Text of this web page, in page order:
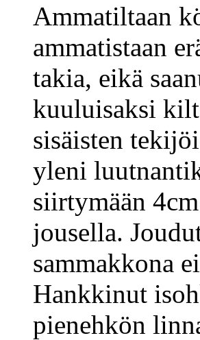
Ammatiltaan
ammatistaan
takia, eikä
kuuluisaksi
sisäisten
yleni
siirtymään
jousella.
sammakkona
Hankkinut
pienehkön